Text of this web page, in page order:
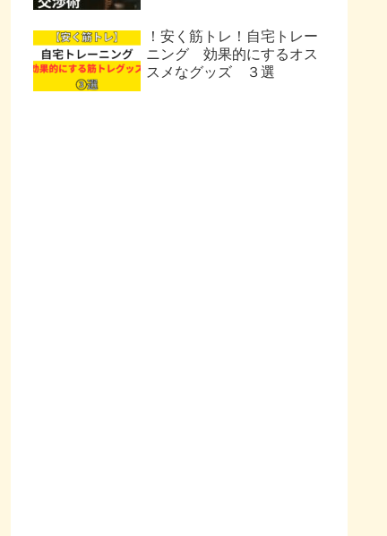
！安く筋トレ！自宅トレー
ニング 効果的にするオス
スメなグッズ ３選